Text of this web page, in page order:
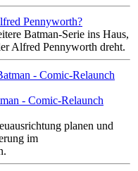
Pennyworth?
Batman-Serie ins Haus,
Alfred Pennyworth dreht.
- Comic-Relaunch
planen und
im